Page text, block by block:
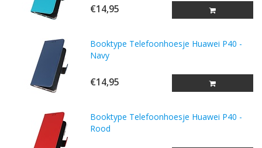
€14,95
Booktype Telefoonhoesje Huawei P40 -
Navy
€14,95
Booktype Telefoonhoesje Huawei P40 -
Rood